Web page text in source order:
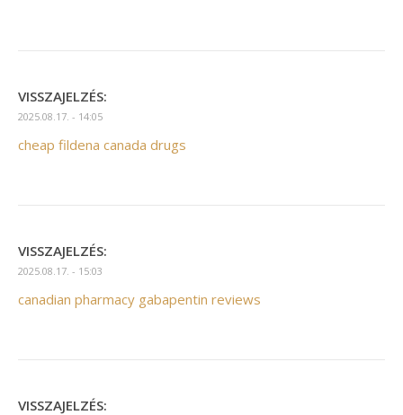
VISSZAJELZÉS:
2025.08.17. - 14:05
cheap fildena canada drugs
VISSZAJELZÉS:
2025.08.17. - 15:03
canadian pharmacy gabapentin reviews
VISSZAJELZÉS: